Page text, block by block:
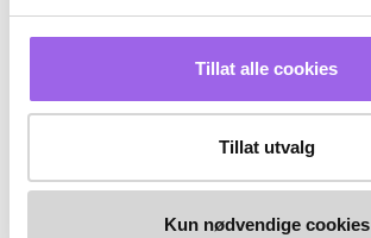
Tillat alle cookies
Tillat utvalg
Kun nødvendige cookies